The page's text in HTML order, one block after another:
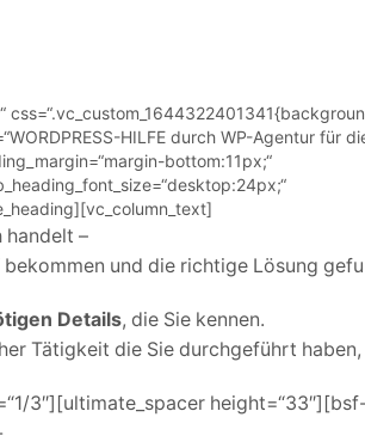
HILFE durch WP-Agentur für
bottom:11px;“
handelt –
und die richtige Lösung
Details, die Sie kennen.
Tätigkeit die Sie durchgeführt haben,
3″][ultimate_spacer